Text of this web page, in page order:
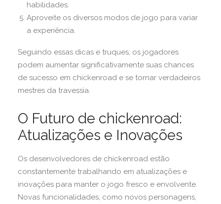
habilidades.
Aproveite os diversos modos de jogo para variar
a experiência.
Seguindo essas dicas e truques, os jogadores
podem aumentar significativamente suas chances
de sucesso em chickenroad e se tornar verdadeiros
mestres da travessia.
O Futuro de chickenroad:
Atualizações e Inovações
Os desenvolvedores de chickenroad estão
constantemente trabalhando em atualizações e
inovações para manter o jogo fresco e envolvente.
Novas funcionalidades, como novos personagens,